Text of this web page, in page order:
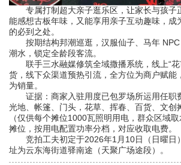
专属打制超大亲子逛乐区，让家长与孩子
能感想古板年味，又能享用亲子互动趣味，成
的必到之处。
按期结构邦潮巡逛，汉服仙子、马年 NPC
潮水，锁定全龄段客流。
联手三水融媒修筑全域撒播系统，线上“花
货，线下众渠道预热引流，全方位为商户赋能
为销量。
证据：商家入驻用度已包罗场所运用任职
光地、帐篷、门头，花草、挥春、百货、文创
（仅供每个摊位1000瓦照明用电，群众区域
摊位，按用电配置功率分档，对应收取电费。
竞拍工夫初定于2026年1月10日（日曜日
址为云东海街道驿南途（天聚广场途段）。